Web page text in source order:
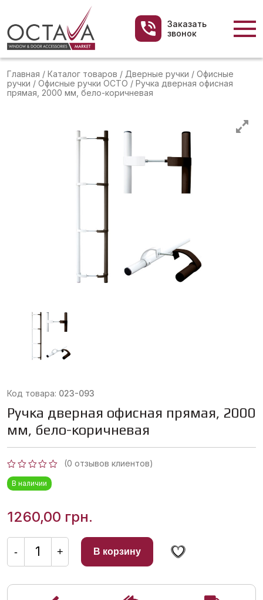
Заказать
звонок
Главная / Каталог товаров / Дверные ручки / Офисные
ручки / Офисные ручки OCTO / Ручка дверная офисная
прямая, 2000 мм, бело-коричневая
Код товара: 023-093
Ручка дверная офисная прямая, 2000
мм, бело-коричневая
Оценка
0
из
(0 отзывов клиентов)
В наличии
1260,00 грн.
-
Количество
товара
Ручка
дверная
+ В корзину